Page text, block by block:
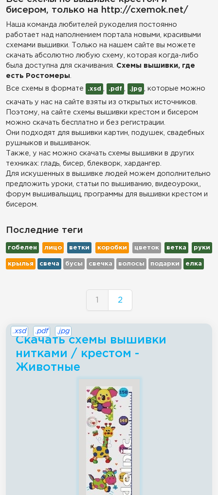
бисером, только на http://cxemok.net/
Наша команда любителей рукоделия постоянно
работает над наполнением портала новыми, красивыми
схемами вышивки. Только на нашем сайте вы можете
скачать абсолютно любую схему, которая когда-либо
была доступна для скачивания. Схемы вышивки, где
есть Ростомеры
Все схемы в формате
.xsd .pdf .jpg , которые можно
скачать у нас на сайте взяты из открытых источников.
Поэтому, на сайте схемы вышивки крестом и бисером
можно скачать бесплатно и без регистрации.
Они подходят для вышивки картин, подушек, свадебных
рушныков и вышиванок.
Также, у нас можно скачать схемы вышивки в других
техниках: гладь, бисер, блекворк, хардангер.
Для искушенных в вышивке людей можем дополнительно
предложить уроки, статьи по вышиванию, видеоуроки,,
форум вышивальщиц, программы для вышивки крестом и
бисером.
Последние теги
гобелен лицо ветки коробки цветок ветка руки
крылья свеча бусы свечка волосы подарки елка
1 2
Скачать схемы вышивки
нитками / крестом -
Животные
.xsd .pdf .jpg